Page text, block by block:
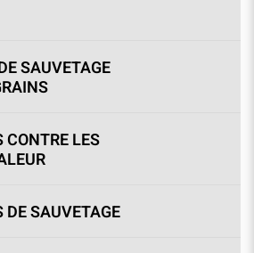
SAUVETAGE
CONTRE LES
SAUVETAGE